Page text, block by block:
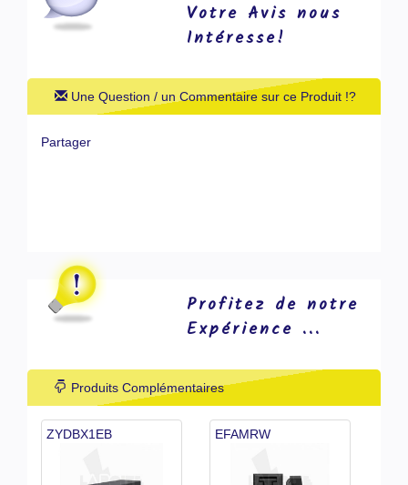
Votre Avis nous
Intéresse!
Une Question / un Commentaire sur ce Produit !?
Partager
Profitez de notre
Expérience ...
Produits Complémentaires
ZYDBX1EB EFAMRW